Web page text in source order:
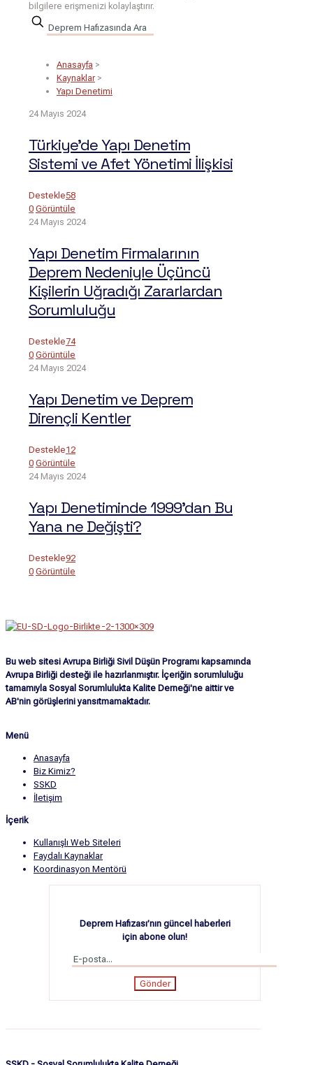
bilgilere erişmenizi kolaylaştırır.
Anasayfa >
Kaynaklar>
Yapı Denetimi
24 Mayıs 2024
Türkiye’de Yapı Denetim
Sistemi ve Afet Yönetimi İlişkisi
Destekle58
0 Görüntüle
24 Mayıs 2024
Yapı Denetim Firmalarının
Deprem Nedeniyle Üçüncü
Kişilerin Uğradığı Zararlardan
Sorumluluğu
Destekle74
0 Görüntüle
24 Mayıs 2024
Yapı Denetim ve Deprem
Dirençli Kentler
Destekle12
0 Görüntüle
24 Mayıs 2024
Yapı Denetiminde 1999’dan Bu
Yana ne Değişti?
Destekle92
0 Görüntüle
Bu web sitesi Avrupa Birliği Sivil Düşün Programı kapsamında
Avrupa Birliği desteği ile hazırlanmıştır. İçeriğin sorumluluğu
tamamıyla Sosyal Sorumlulukta Kalite Derneği'ne aittir ve
AB'nin görüşlerini yansıtmamaktadır.
Menü
Anasayfa
Biz Kimiz?
SSKD
İletişim
İçerik
Kullanışlı Web Siteleri
Faydalı Kaynaklar
Koordinasyon Mentörü
Deprem Hafızası’nın güncel haberleri
için abone olun!